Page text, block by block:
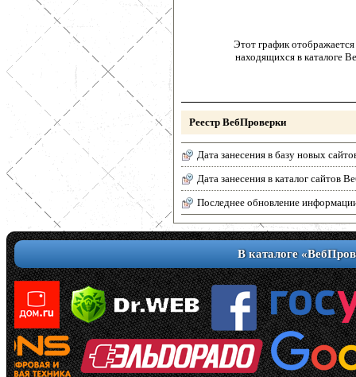
Этот график отображается
находящихся в каталоге
Реестр ВебПроверки
Дата занесения в базу новых
Дата занесения в каталог сайтов
Последнее обновление
В каталоге